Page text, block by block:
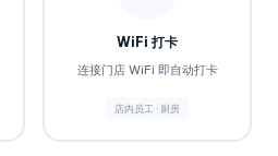
WiFi 打卡
连接门店 WiFi 即自动打卡
店内员工 · 厨房